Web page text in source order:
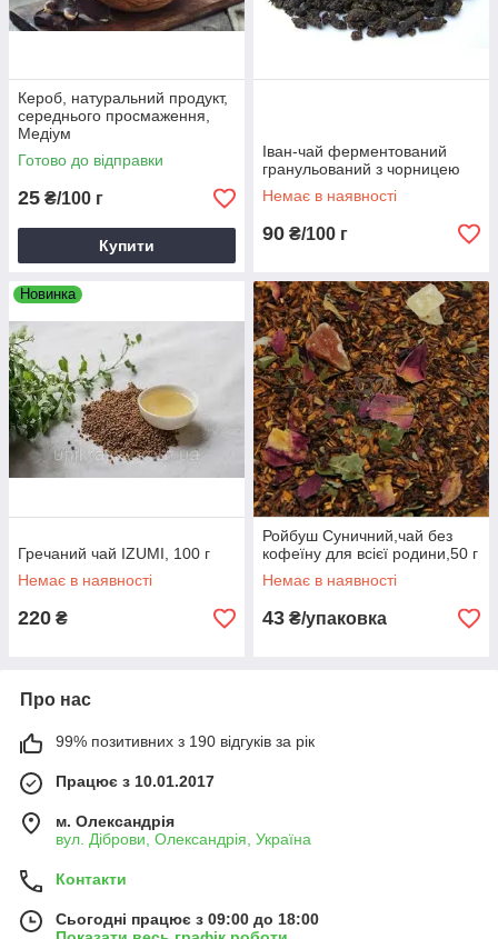
Кероб, натуральний продукт,
середнього просмаження,
Медіум
Готово до відправки
25 ₴/100 г
Купити
Іван-чай ферментований
гранульований з чорницею
Немає в наявності
90 ₴/100 г
Новинка
Гречаний чай IZUMI, 100 г
Немає в наявності
220 ₴
Ройбуш Суничний,чай без
кофеїну для всієї родини,50 г
Немає в наявності
43 ₴/упаковка
Про нас
99% позитивних з 190 відгуків за рік
Працює з 10.01.2017
м. Олександрія
вул. Діброви, Олександрія, Україна
Контакти
Сьогодні працює з 09:00 до 18:00